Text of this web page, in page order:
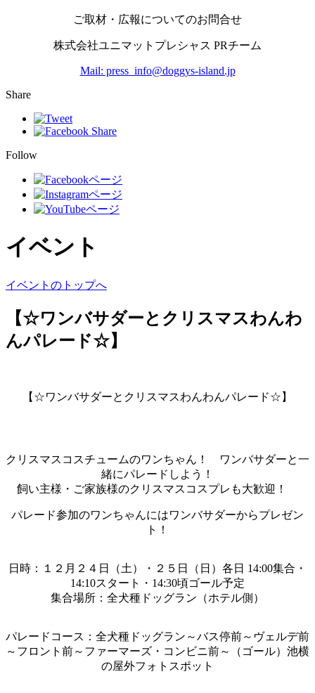
ご取材・広報についてのお問合せ
株式会社ユニマットプレシャス PRチーム
Mail: press_info@doggys-island.jp
Share
Follow
イベント
イベントのトップへ
【☆ワンバサダーとクリスマスわんわ
んパレード☆】
【☆ワンバサダーとクリスマスわんわんパレード☆】
クリスマスコスチュームのワンちゃん！ ワンバサダーと一
緒にパレードしよう！
飼い主様・ご家族様のクリスマスコスプレも大歓迎！
パレード参加のワンちゃんにはワンバサダーからプレゼン
ト！
日時：１２月２４日（土）・２５日（日）各日 14:00集合・
14:10スタート・14:30頃ゴール予定
集合場所：全犬種ドッグラン（ホテル側）
パレードコース：全犬種ドッグラン～バス停前～ヴェルデ前
～フロント前～ファーマーズ・コンビニ前～（ゴール）池横
の屋外フォトスポット